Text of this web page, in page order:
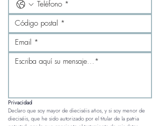
Privacidad
Declaro que soy mayor de dieciséis años, y si soy menor de
dieciséis, que he sido autorizado por el titular de la patria